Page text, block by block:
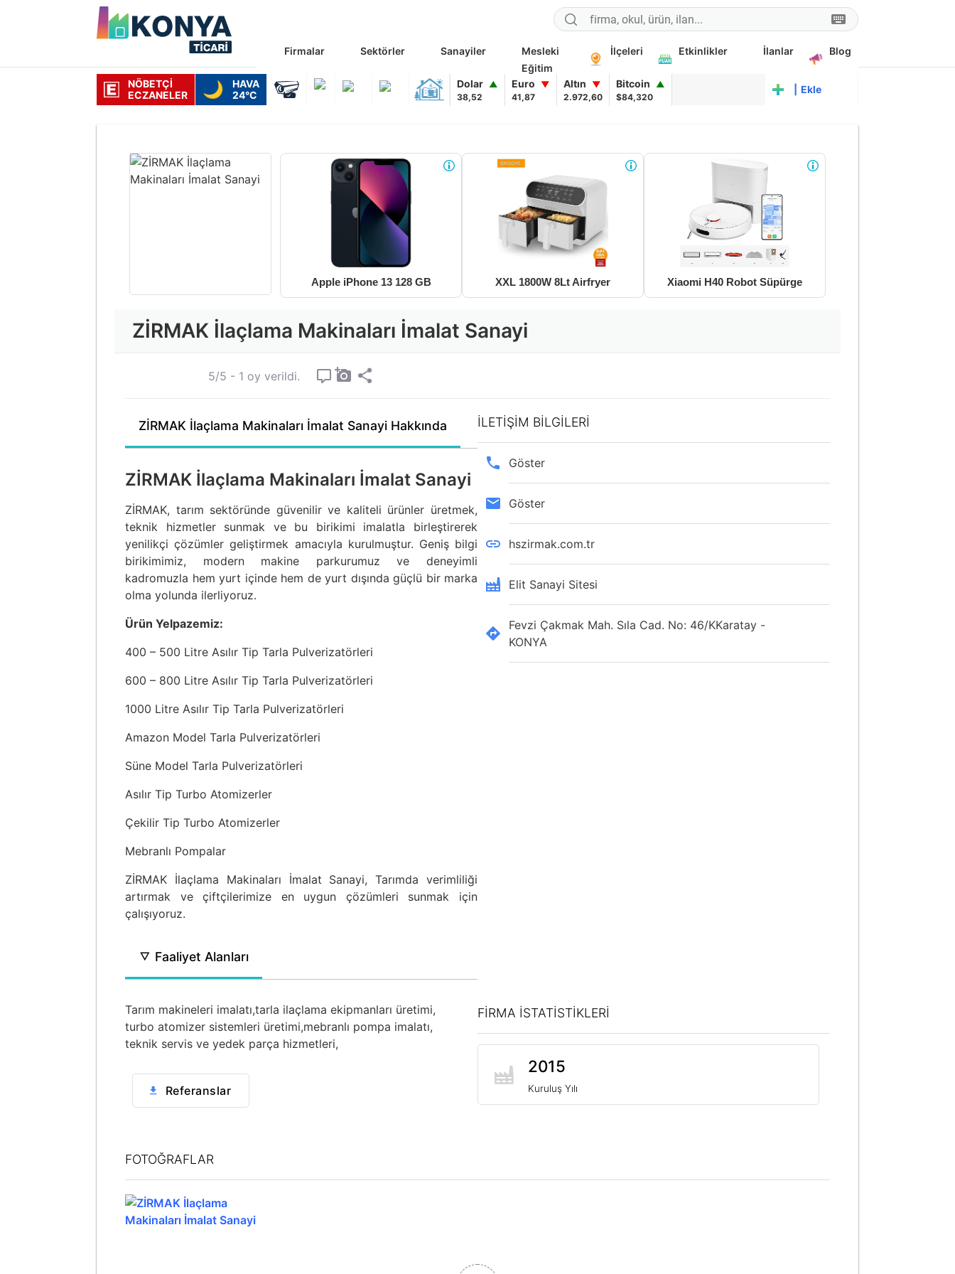
Firmalar Sektörler Sanayiler
Mesleki
Eğitim
İlçeleri Etkinlikler İlanlar Blog
NÖBETÇI
ECZANELER
🌙
HAVA
24°C
Dolar ▲
38,52
Euro ▼
41,87
Altın ▼
2.972,60
Bitcoin
▲
$84,320
| Ekle
Apple iPhone 13 128 GB XXL 1800W 8Lt Airfryer Xiaomi H40 Robot Süpürge
ZİRMAK İlaçlama Makinaları İmalat Sanayi
5/5 - 1 oy verildi.
ZİRMAK İlaçlama Makinaları İmalat Sanayi Hakkında
ZİRMAK İlaçlama Makinaları İmalat Sanayi
ZİRMAK, tarım sektöründe güvenilir ve kaliteli ürünler üretmek,
teknik hizmetler sunmak ve bu birikimi imalatla birleştirerek
yenilikçi çözümler geliştirmek amacıyla kurulmuştur. Geniş bilgi
birikimimiz, modern makine parkurumuz ve deneyimli
kadromuzla hem yurt içinde hem de yurt dışında güçlü bir marka
olma yolunda ilerliyoruz.
Ürün Yelpazemiz:
400 – 500 Litre Asılır Tip Tarla Pulverizatörleri
600 – 800 Litre Asılır Tip Tarla Pulverizatörleri
1000 Litre Asılır Tip Tarla Pulverizatörleri
Amazon Model Tarla Pulverizatörleri
Süne Model Tarla Pulverizatörleri
Asılır Tip Turbo Atomizerler
Çekilir Tip Turbo Atomizerler
Mebranlı Pompalar
ZİRMAK İlaçlama Makinaları İmalat Sanayi, Tarımda verimliliği
artırmak ve çiftçilerimize en uygun çözümleri sunmak için
çalışıyoruz.
Faaliyet Alanları
Tarım makineleri imalatı,tarla ilaçlama ekipmanları üretimi,
turbo atomizer sistemleri üretimi,mebranlı pompa imalatı,
teknik servis ve yedek parça hizmetleri,
Referanslar
İLETİŞİM BİLGİLERİ
Göster
Göster
hszirmak.com.tr
Elit Sanayi Sitesi
Fevzi Çakmak Mah. Sıla Cad. No: 46/KKaratay -
KONYA
FİRMA İSTATİSTİKLERİ
2015
Kuruluş Yılı
FOTOĞRAFLAR